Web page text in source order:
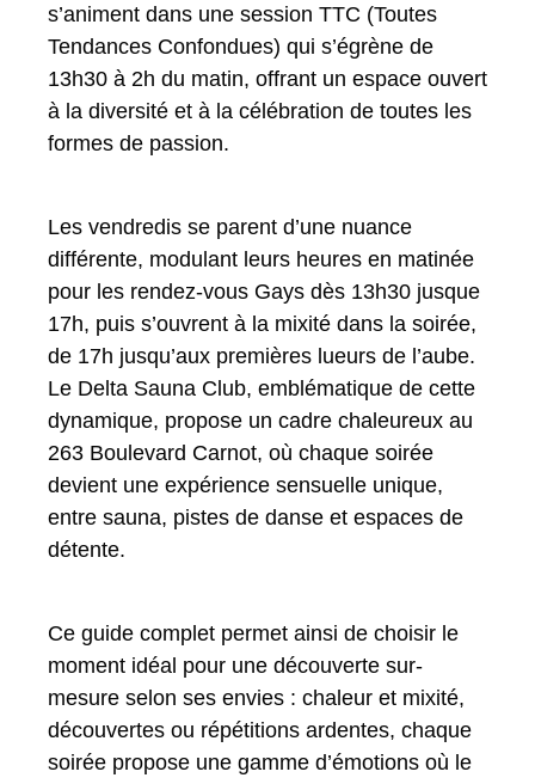
s’animent dans une session TTC (Toutes
Tendances Confondues) qui s’égrène de
13h30 à 2h du matin, offrant un espace ouvert
à la diversité et à la célébration de toutes les
formes de passion.
Les vendredis se parent d’une nuance
différente, modulant leurs heures en matinée
pour les rendez-vous Gays dès 13h30 jusque
17h, puis s’ouvrent à la mixité dans la soirée,
de 17h jusqu’aux premières lueurs de l’aube.
Le Delta Sauna Club, emblématique de cette
dynamique, propose un cadre chaleureux au
263 Boulevard Carnot, où chaque soirée
devient une expérience sensuelle unique,
entre sauna, pistes de danse et espaces de
détente.
Ce guide complet permet ainsi de choisir le
moment idéal pour une découverte sur-
mesure selon ses envies : chaleur et mixité,
découvertes ou répétitions ardentes, chaque
soirée propose une gamme d’émotions où le